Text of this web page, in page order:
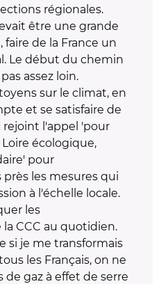
régionales.
être une grande
de la France un
Le début du chemin
assez loin.
sur le climat, en
et se satisfaire de
rejoint l'appel 'pour
écologique,
pour
les mesures qui
à l'échelle locale.
les
CCC au quotidien.
si je me transformais
les Français, on ne
de gaz à effet de serre